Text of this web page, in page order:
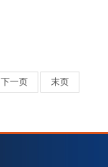
下一页 末页